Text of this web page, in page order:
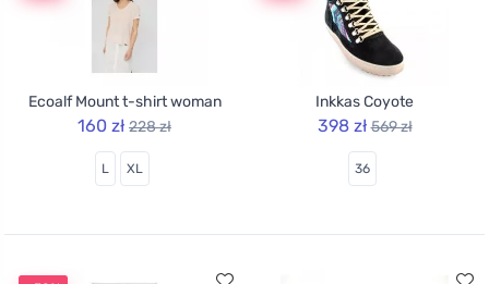
Ecoalf Mount t-shirt woman
160 zł 228 zł
L XL
Inkkas Coyote
398 zł 569 zł
36